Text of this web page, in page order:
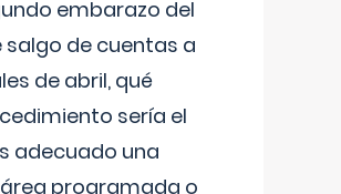
embarazo del
salgo de cuentas a
de abril, qué
sería el
adecuado una
programada o